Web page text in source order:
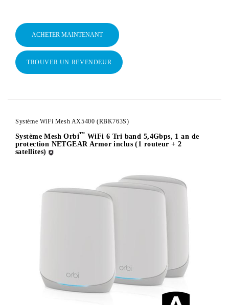
ACHETER MAINTENANT
TROUVER UN REVENDEUR
Système WiFi Mesh AX5400 (RBK763S)
Système Mesh Orbi™ WiFi 6 Tri band 5,4Gbps, 1 an de
protection NETGEAR Armor inclus (1 routeur + 2
satellites)